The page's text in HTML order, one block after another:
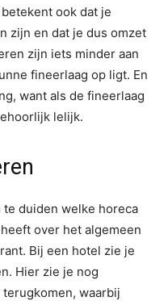
ook dat je
zijn en dat je dus omzet
zijn iets minder aan
fineerlaag op ligt. En
want als de fineerlaag
lelijk.
duiden welke horeca
over het algemeen
Bij een hotel zie je
Hier zie je nog
waarbij